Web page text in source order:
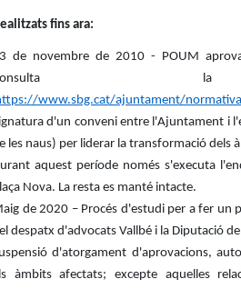
fins ara:
de novembre de 2010 - POUM
la
www.sbg.cat/ajuntament/
d'un conveni entre l'Ajuntament i
les naus) per liderar la transformació dels
aquest període només s'executa
Nova. La resta es manté intacte.
de 2020 – Procés d'estudi per a fer un
despatx d'advocats Vallbé i la Diputació
d'atorgament d'aprovacions,
àmbits afectats; excepte aquelles